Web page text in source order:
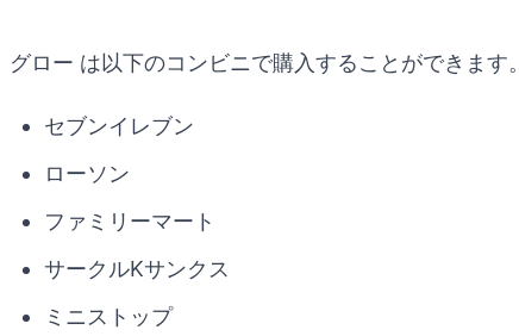
グロー は以下のコンビニで購入することができます。
セブンイレブン
ローソン
ファミリーマート
サークルKサンクス
ミニストップ